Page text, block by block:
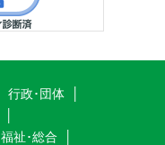
行政･団体
福祉･総合